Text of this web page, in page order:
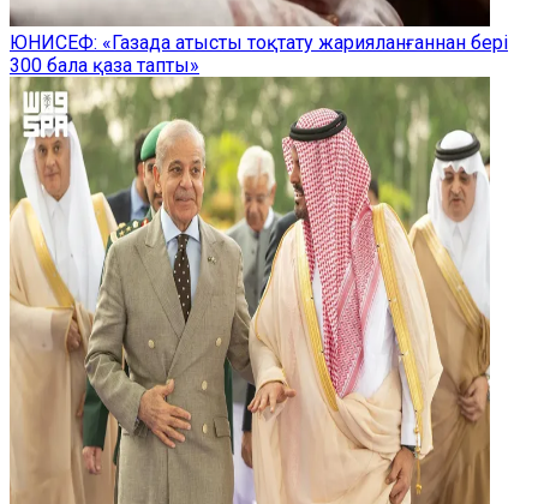
ЮНИСЕФ: «Газада атысты тоқтату жарияланғаннан бері
300 бала қаза тапты»